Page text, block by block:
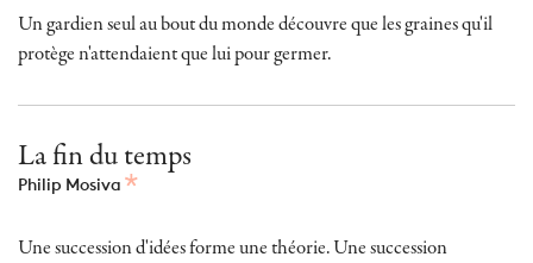
Un gardien seul au bout du monde découvre que les graines qu'il
protège n'attendaient que lui pour germer.
La fin du temps
Philip Mosiva
Une succession d'idées forme une théorie. Une succession